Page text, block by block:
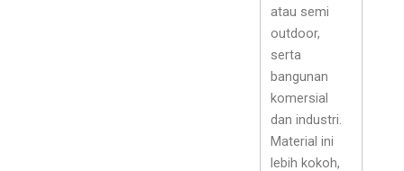
atau semi
outdoor,
serta
bangunan
komersial
dan industri.
Material ini
lebih kokoh,